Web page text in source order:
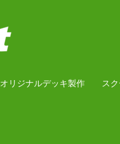
オリジナルデッキ製作 ス